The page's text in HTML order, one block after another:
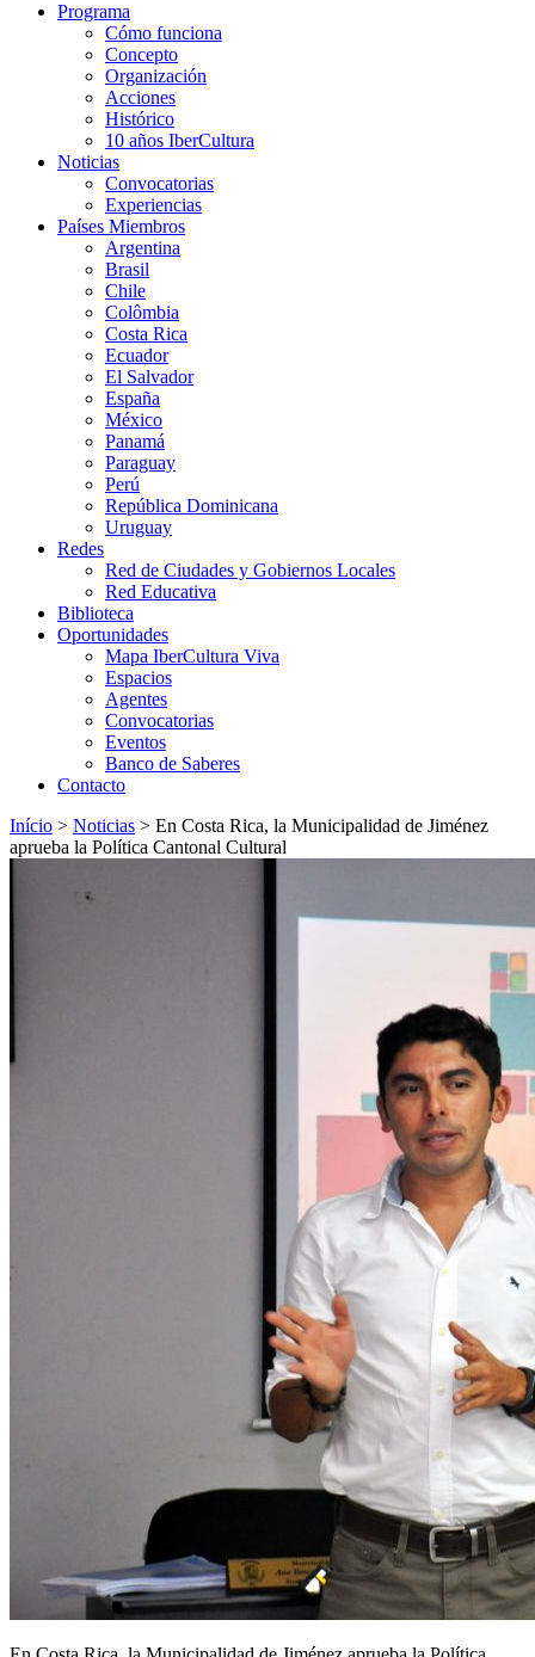
Programa
Cómo funciona
Concepto
Organización
Acciones
Histórico
10 años IberCultura
Noticias
Convocatorias
Experiencias
Países Miembros
Argentina
Brasil
Chile
Colômbia
Costa Rica
Ecuador
El Salvador
España
México
Panamá
Paraguay
Perú
República Dominicana
Uruguay
Redes
Red de Ciudades y Gobiernos Locales
Red Educativa
Biblioteca
Oportunidades
Mapa IberCultura Viva
Espacios
Agentes
Convocatorias
Eventos
Banco de Saberes
Contacto
Início > Noticias > En Costa Rica, la Municipalidad de Jiménez
aprueba la Política Cantonal Cultural